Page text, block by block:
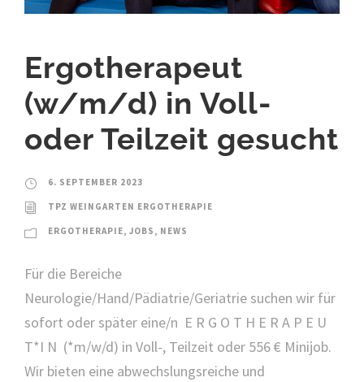
Ergotherapeut
(w/m/d) in Voll-
oder Teilzeit gesucht
6. SEPTEMBER 2023
TPZ WEINGARTEN ERGOTHERAPIE
ERGOTHERAPIE, JOBS , NEWS
Für die Bereiche
Neurologie/Hand/Pädiatrie/Geriatrie suchen wir für
sofort oder später eine/n E R G O T H E R A P E U
T*I N (*m/w/d) in Voll-, Teilzeit oder 556 € Minijob.
Wir bieten eine abwechslungsreiche und